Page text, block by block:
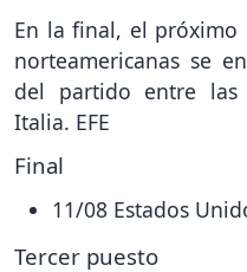
En la final, el próximo
norteamericanas se
del partido entre las
Italia. EFE
Final
11/08 Estados
Tercer puesto